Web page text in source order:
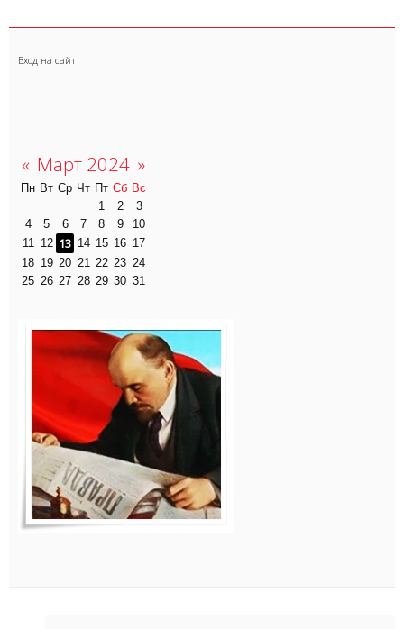
Вход на сайт
« Март 2024 »
Пн Вт Ср Чт Пт Сб Вс
1
2
3
4
5 6 7 8 9
10
11
12 13 14 15 16 17
18 19 20 21 22 23 24
25 26 27 28 29 30 31